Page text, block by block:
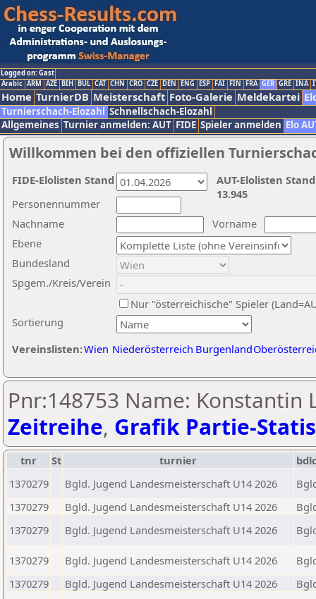
Logged on: Gast
Arabic ARM AZE BIH BUL CAT CHN CRO CZE DEN ENG ESP FAI FIN FRA GER GRE INA
Home TurnierDB Meisterschaft Foto-Galerie Meldekartei
Turnierschach-Elozahl Schnellschach-Elozahl
Allgemeines Turnier anmelden: AUT FIDE Spieler anmelden Elo
Willkommen bei den offiziellen
Nachname
Vorname
Ebene
Sortierung
Personennummer
Bundesland
Spgem./Kreis/Verein
Nur "österreichische" Spieler
Vereinslisten:Wien Niederösterreich Burgenland
AUT-Elolisten
13.945
FIDE-Elolisten Stand
Pnr:148753 Name: Konstantin
Zeitreihe, Grafik Partie-
tnr St turnier
1370279
Bgld. Jugend Landesmeisterschaft U14 2026
1370279
Bgld. Jugend Landesmeisterschaft U14 2026
1370279
Bgld. Jugend Landesmeisterschaft U14 2026
1370279 Bgld. Jugend Landesmeisterschaft U14 2026
1370279
Bgld. Jugend Landesmeisterschaft U14 2026